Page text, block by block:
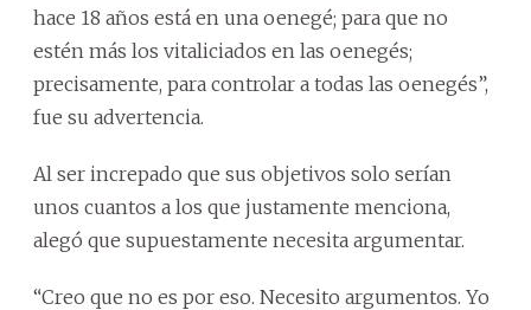
hace 18 años está en una oenegé; para que no
estén más los vitaliciados en las oenegés;
precisamente, para controlar a todas las oenegés”,
fue su advertencia.
Al ser increpado que sus objetivos solo serían
unos cuantos a los que justamente menciona,
alegó que supuestamente necesita argumentar.
“Creo que no es por eso. Necesito argumentos. Yo